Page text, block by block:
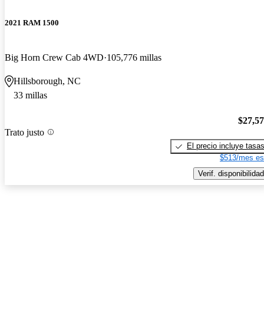
2021 RAM 1500
Big Horn Crew Cab 4WD 105,776 millas
Hillsborough, NC
33 millas
Trato justo
El precio incluye tasas
$513/mes
Verif. disponibilidad